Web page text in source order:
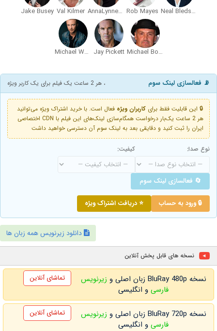
Neal Bledsoe
Rob Mayes
AnnaLynne McCord
Val Kilmer
Jake Busey
Michael Bowen
Jay Pickett
Michael Welch
📡 فعالسازی لینک سوم ، هر 2 ساعت یک فیلم برای یک کاربر ویژه
🔒 این قابلیت فقط برای کاربران ویژه فعال است. با خرید اشتراک ویژه می‌توانید
هر 2 ساعت یک‌بار درخواست همگام‌سازی لینک‌های این فیلم با CDN اختصاصی
ایران را ثبت کنید و دقایقی بعد به لینک سوم آن دسترسی خواهید داشت
نوع صدا: کیفیت:
🔄 فعالسازی لینک سوم
🔒 ورود به حساب ⭐ دریافت اشتراک ویژه
دانلود زیرنویس همه زبان ها
نسخه های قابل پخش آنلاین
نسخه BluRay 480p زبان اصلی و
زیرنویس
فارسیو انگلیسی
تماشای آنلاین
نسخه BluRay 720p زبان اصلی و
زیرنویس
فارسیو انگلیسی
تماشای آنلاین